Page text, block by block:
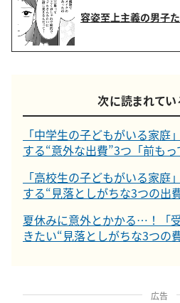
容姿至上主義の男子
次に読まれてい
「中学生の子どもがいる家庭
する“意外な出費”3つ「前もっ
「高校生の子どもがいる家庭
する“見落としがちな3つの出
夏休みに意外とかかる…！「
きたい“見落としがちな3つの
広告